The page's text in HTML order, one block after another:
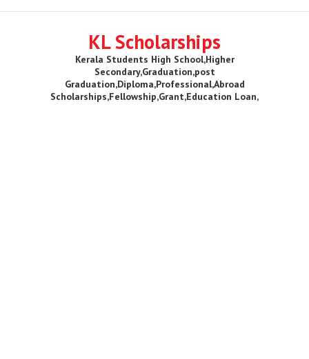
KL Scholarships
Kerala Students High School,Higher
Secondary,Graduation,post
Graduation,Diploma,Professional,Abroad
Scholarships,Fellowship,Grant,Education Loan,